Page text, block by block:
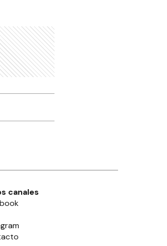
canales